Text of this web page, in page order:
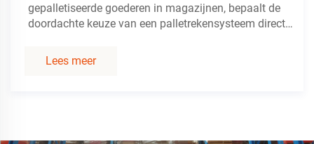
gepalletiseerde goederen in magazijnen, bepaalt de
doordachte keuze van een palletrekensysteem direct
bedrijfskosten. Verschillende soorten palletrekken
Lees meer